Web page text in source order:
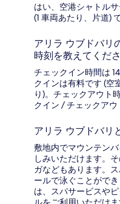
はい、空港シャトル
(1 車両あたり、片道) で
アリラ ウブドバリ
時刻を教えてくださ
チェックイン時間は
クインは有料です (空
り)。チェックアウト
クイン / チェックアウ
アリラ ウブドバリ
敷地内でマウンテン
しみいただけます。
ガなどもあります。
ールで泳ぐことがで
は、スパサービスや